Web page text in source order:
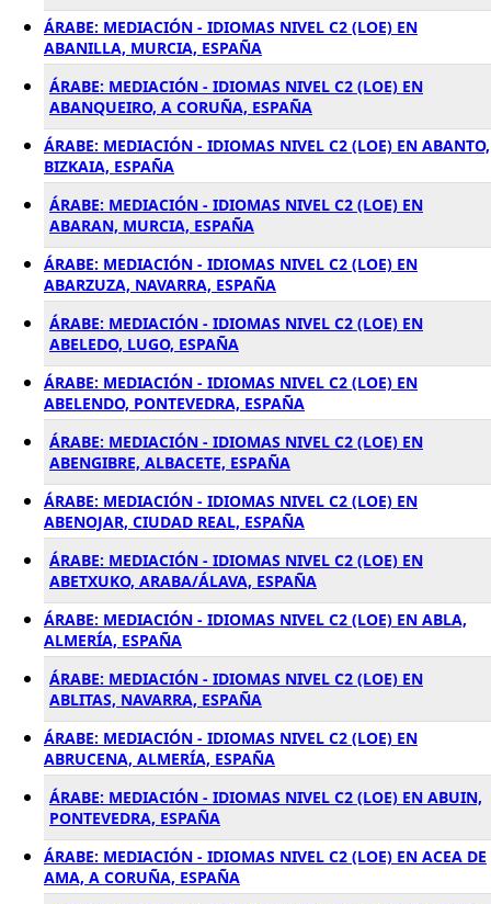
ÁRABE: MEDIACIÓN - IDIOMAS NIVEL C2 (LOE) EN
ABANILLA, MURCIA, ESPAÑA
ÁRABE: MEDIACIÓN - IDIOMAS NIVEL C2 (LOE) EN
ABANQUEIRO, A CORUÑA, ESPAÑA
ÁRABE: MEDIACIÓN - IDIOMAS NIVEL C2 (LOE) EN ABANTO,
BIZKAIA, ESPAÑA
ÁRABE: MEDIACIÓN - IDIOMAS NIVEL C2 (LOE) EN
ABARAN, MURCIA, ESPAÑA
ÁRABE: MEDIACIÓN - IDIOMAS NIVEL C2 (LOE) EN
ABARZUZA, NAVARRA, ESPAÑA
ÁRABE: MEDIACIÓN - IDIOMAS NIVEL C2 (LOE) EN
ABELEDO, LUGO, ESPAÑA
ÁRABE: MEDIACIÓN - IDIOMAS NIVEL C2 (LOE) EN
ABELENDO, PONTEVEDRA, ESPAÑA
ÁRABE: MEDIACIÓN - IDIOMAS NIVEL C2 (LOE) EN
ABENGIBRE, ALBACETE, ESPAÑA
ÁRABE: MEDIACIÓN - IDIOMAS NIVEL C2 (LOE) EN
ABENOJAR, CIUDAD REAL, ESPAÑA
ÁRABE: MEDIACIÓN - IDIOMAS NIVEL C2 (LOE) EN
ABETXUKO, ARABA/ÁLAVA, ESPAÑA
ÁRABE: MEDIACIÓN - IDIOMAS NIVEL C2 (LOE) EN ABLA,
ALMERÍA, ESPAÑA
ÁRABE: MEDIACIÓN - IDIOMAS NIVEL C2 (LOE) EN
ABLITAS, NAVARRA, ESPAÑA
ÁRABE: MEDIACIÓN - IDIOMAS NIVEL C2 (LOE) EN
ABRUCENA, ALMERÍA, ESPAÑA
ÁRABE: MEDIACIÓN - IDIOMAS NIVEL C2 (LOE) EN ABUIN,
PONTEVEDRA, ESPAÑA
ÁRABE: MEDIACIÓN - IDIOMAS NIVEL C2 (LOE) EN ACEA DE
AMA, A CORUÑA, ESPAÑA